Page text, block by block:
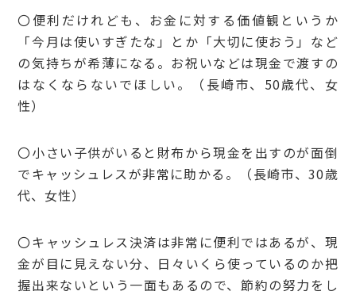
〇 便利だけれども、お金に対する価値観というか
「今月は使いすぎたな」とか「大切に使おう」など
の気持ちが希薄になる。お祝いなどは現金で渡すの
はなくならないでほしい。（長崎市、50歳代、女
性）
〇小さい子供がいると財布から現金を出すのが面倒
でキャッシュレスが非常に助かる。（長崎市、30歳
代、女性）
〇キャッシュレス決済は非常に便利ではあるが、現
金が目に見えない分、日々いくら使っているのか把
握出来ないという一面もあるので、節約の努力をし